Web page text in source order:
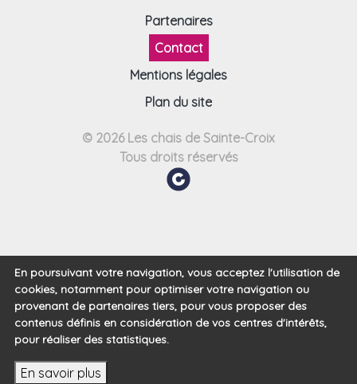
Partenaires
Contact
Mentions légales
Plan du site
© 2026 Les chais de Sainte-Croix
Tous droits réservés
En poursuivant votre navigation, vous acceptez l'utilisation de
cookies, notamment pour optimiser votre navigation ou
provenant de partenaires tiers, pour vous proposer des
contenus définis en considération de vos centres d'intérêts,
pour réaliser des statistiques.
En savoir plus